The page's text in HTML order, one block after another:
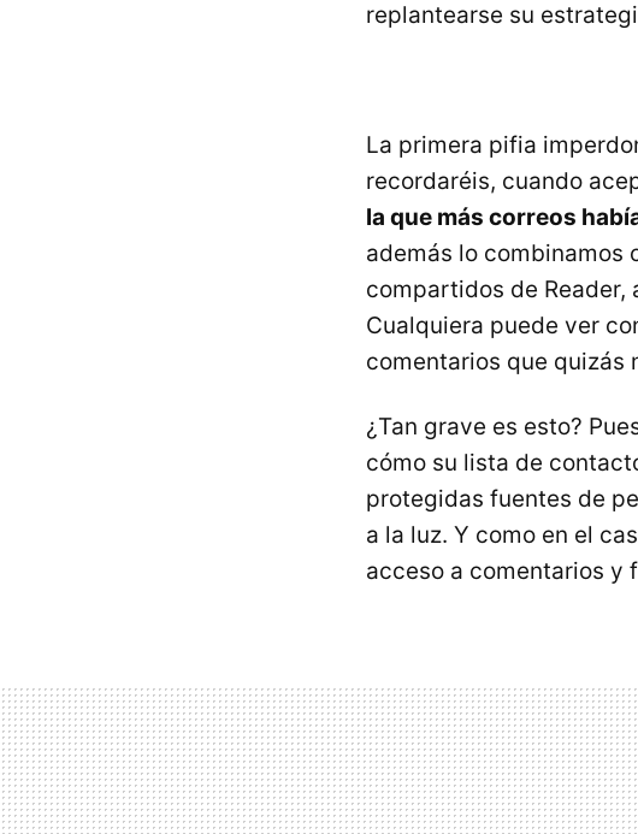
replantearse su
La primera pifia
recordaréis, cuando
la que más correos
además lo combinamos
compartidos de Reader,
Cualquiera puede ver
comentarios que quizás
¿Tan grave es esto?
cómo su lista de
protegidas fuentes de
a la luz. Y como en el
acceso a comentarios y